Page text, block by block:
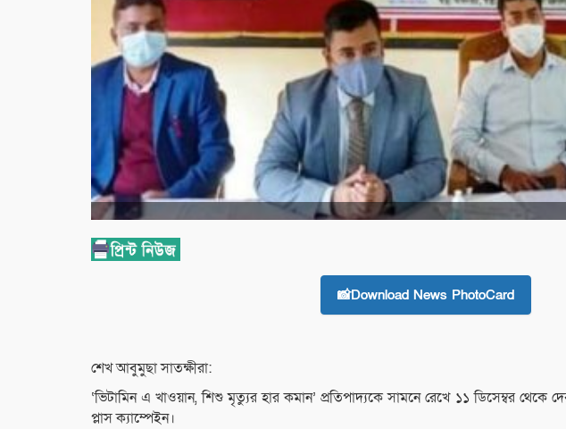
📸Download News PhotoCard
শেখ অাবুমুছা সাতক্ষীরা:
‘ভিটামিন এ খাওয়ান, শিশু মৃত্যুর হার কমান’ প্রতিপাদ্যকে সামনে রেখে ১১ ডিসেম্বর থেকে
প্লাস ক্যাম্পেইন।